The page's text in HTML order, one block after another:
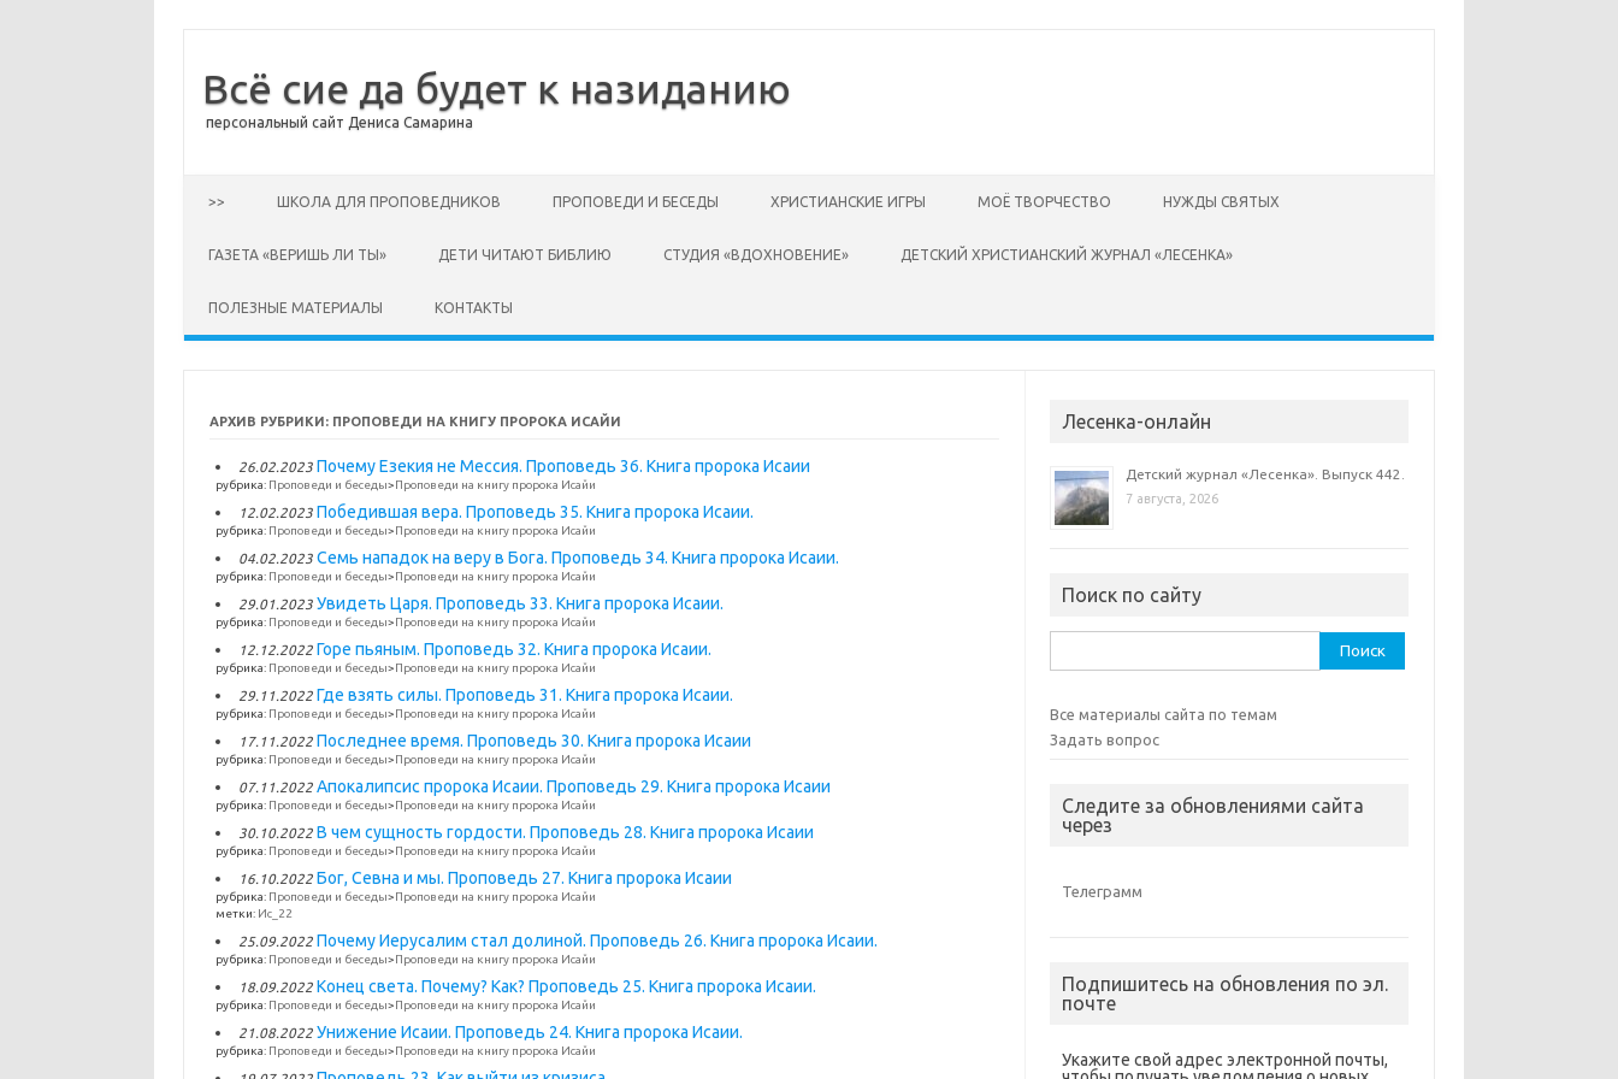
Всё сие да будет к назиданию
персональный сайт Дениса Самарина
>> ШКОЛА ДЛЯ ПРОПОВЕДНИКОВ ПРОПОВЕДИ И БЕСЕДЫ ХРИСТИАНСКИЕ ИГРЫ МОЁ ТВОРЧЕСТВО НУЖДЫ СВЯТЫХ
ГАЗЕТА «ВЕРИШЬ ЛИ ТЫ» ДЕТИ ЧИТАЮТ БИБЛИЮ СТУДИЯ «ВДОХНОВЕНИЕ» ДЕТСКИЙ ХРИСТИАНСКИЙ ЖУРНАЛ «ЛЕСЕНКА»
ПОЛЕЗНЫЕ МАТЕРИАЛЫ КОНТАКТЫ
АРХИВ РУБРИКИ: ПРОПОВЕДИ НА КНИГУ ПРОРОКА ИСАЙИ
26.02.2023 Почему Езекия не Мессия. Проповедь 36. Книга пророка Исаии
рубрика: Проповеди и беседы>Проповеди на книгу пророка Исайи
12.02.2023 Победившая вера. Проповедь 35. Книга пророка Исаии.
рубрика: Проповеди и беседы>Проповеди на книгу пророка Исайи
04.02.2023 Семь нападок на веру в Бога. Проповедь 34. Книга пророка Исаии.
рубрика: Проповеди и беседы>Проповеди на книгу пророка Исайи
29.01.2023 Увидеть Царя. Проповедь 33. Книга пророка Исаии.
рубрика: Проповеди и беседы>Проповеди на книгу пророка Исайи
12.12.2022 Горе пьяным. Проповедь 32. Книга пророка Исаии.
рубрика: Проповеди и беседы>Проповеди на книгу пророка Исайи
29.11.2022 Где взять силы. Проповедь 31. Книга пророка Исаии.
рубрика: Проповеди и беседы>Проповеди на книгу пророка Исайи
17.11.2022 Последнее время. Проповедь 30. Книга пророка Исаии
рубрика: Проповеди и беседы>Проповеди на книгу пророка Исайи
07.11.2022 Апокалипсис пророка Исаии. Проповедь 29. Книга пророка Исаии
рубрика: Проповеди и беседы>Проповеди на книгу пророка Исайи
30.10.2022 В чем сущность гордости. Проповедь 28. Книга пророка Исаии
рубрика: Проповеди и беседы>Проповеди на книгу пророка Исайи
16.10.2022 Бог, Севна и мы. Проповедь 27. Книга пророка Исаии
рубрика: Проповеди и беседы>Проповеди на книгу пророка Исайи
метки: Ис_22
25.09.2022 Почему Иерусалим стал долиной. Проповедь 26. Книга пророка Исаии.
рубрика: Проповеди и беседы>Проповеди на книгу пророка Исайи
18.09.2022 Конец света. Почему? Как? Проповедь 25. Книга пророка Исаии.
рубрика: Проповеди и беседы>Проповеди на книгу пророка Исайи
21.08.2022 Унижение Исаии. Проповедь 24. Книга пророка Исаии.
рубрика: Проповеди и беседы>Проповеди на книгу пророка Исайи
Лесенка-онлайн
Детский журнал «Лесенка». Выпуск 442.
7 августа, 2026
Поиск по сайту
Все материалы сайта по темам
Задать вопрос
Следите за обновлениями сайта
через
Телеграмм
Подпишитесь на обновления по эл.
почте
Укажите свой адрес электронной почты,